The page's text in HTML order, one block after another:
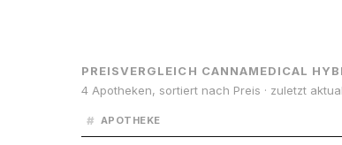
PREISVERGLEICH CANNAMEDICAL
4 Apotheken, sortiert nach Preis · zuletzt
# APOTHEKE